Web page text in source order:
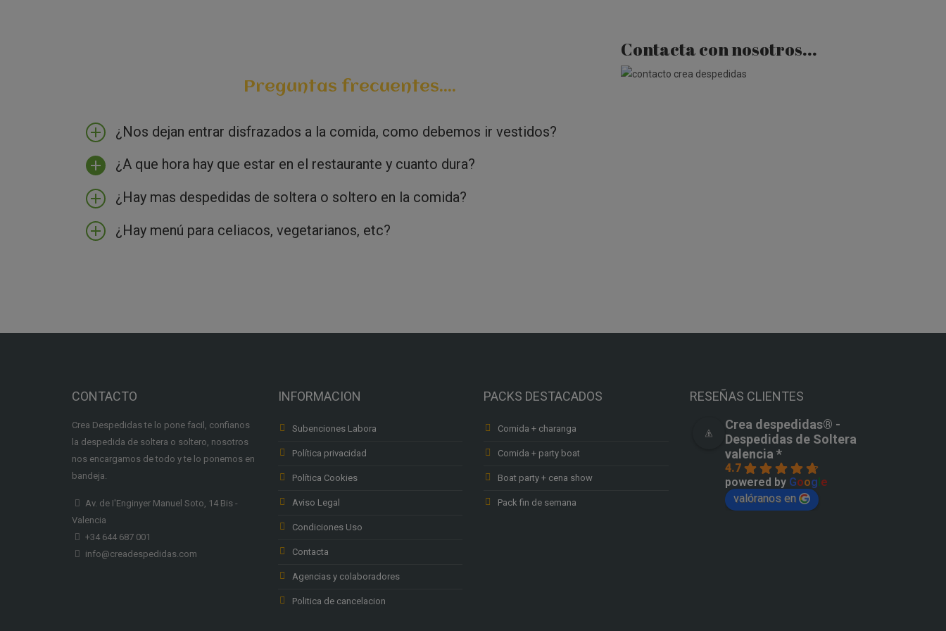
Preguntas frecuentes....
¿Nos dejan entrar disfrazados a la comida, como debemos ir vestidos?
¿A que hora hay que estar en el restaurante y cuanto dura?
¿Hay mas despedidas de soltera o soltero en la comida?
¿Hay menú para celiacos, vegetarianos, etc?
Contacta con nosotros...
CONTACTO
Crea Despedidas te lo pone facil, confianos
la despedida de soltera o soltero, nosotros
nos encargamos de todo y te lo ponemos en
bandeja.
Av. de I'Enginyer Manuel Soto, 14 Bis -
Valencia
+34 644 687 001
info@creadespedidas.com
INFORMACION
Subenciones Labora
Política privacidad
Política Cookies
Aviso Legal
Condiciones Uso
Contacta
Agencias y colaboradores
Politica de cancelacion
PACKS DESTACADOS
Comida + charanga
Comida + party boat
Boat party + cena show
Pack fin de semana
RESEÑAS CLIENTES
Crea despedidas®️ -
Despedidas de Soltera
valencia *
4.7
powered by Google
valóranos en